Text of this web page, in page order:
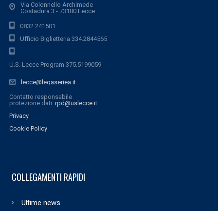
Via Colonnello Archimede
Costadura 3 - 73100 Lecce
0832.241501
Ufficio Biglietteria 334.2844565
U.S. Lecce Program 375.5199059
lecce@legaseriea.it
Contatto responsabile
protezione dati: rpd@uslecce.it
Privacy
Cookie Policy
COLLEGAMENTI RAPIDI
Ultime news